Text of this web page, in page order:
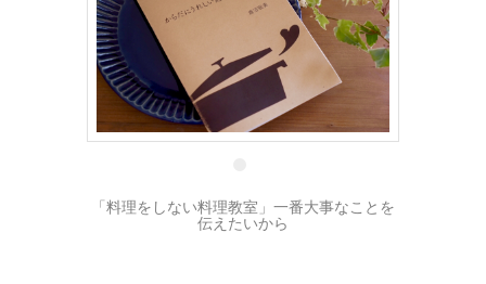
16 1月
「料理をしない料理教室」一番大事なことを
伝えたいから